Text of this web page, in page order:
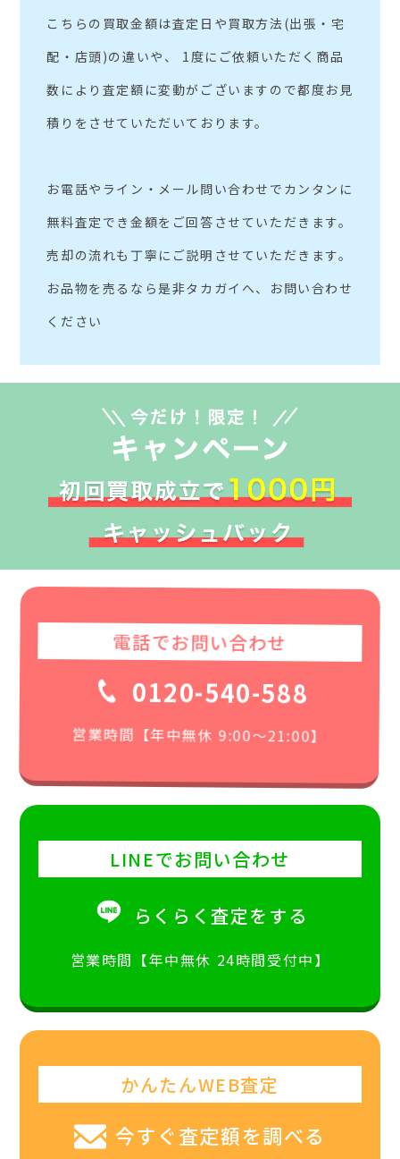
こちらの買取金額は査定日や買取方法(出張・宅
配・店頭)の違いや、 1度にご依頼いただく商品
数により査定額に変動がございますので都度お見
積りをさせていただいております。
お電話やライン・メール問い合わせでカンタンに
無料査定でき金額をご回答させていただきます。
売却の流れも丁寧にご説明させていただきます。
お品物を売るなら是非タカガイへ、お問い合わせ
ください
電話でお問い合わせ
0120-540-588
営業時間【年中無休 9:00〜21:00】
LINEでお問い合わせ
らくらく査定をする
営業時間【年中無休 24時間受付中】
かんたんWEB査定
今すぐ査定額を調べる